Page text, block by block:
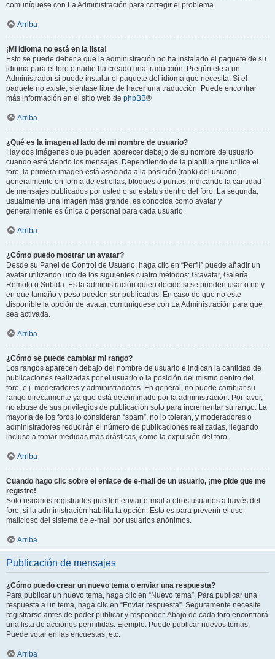
comuníquese con La Administración para corregir el problema.
Arriba
¡Mi idioma no está en la lista!
Esto se puede deber a que la administración no ha instalado el paquete de su
idioma para el foro o nadie ha creado una traducción. Pregúntele a un
Administrador si puede instalar el paquete del idioma que necesita. Si el
paquete no existe, siéntase libre de hacer una traducción. Puede encontrar
más información en el sitio web de phpBB®
Arriba
¿Qué es la imagen al lado de mi nombre de usuario?
Hay dos imágenes que pueden aparecer debajo de su nombre de usuario
cuando esté viendo los mensajes. Dependiendo de la plantilla que utilice el
foro, la primera imagen está asociada a la posición (rank) del usuario,
generalmente en forma de estrellas, bloques o puntos, indicando la cantidad
de mensajes publicados por usted o su estatus dentro del foro. La segunda,
usualmente una imagen más grande, es conocida como avatar y
generalmente es única o personal para cada usuario.
Arriba
¿Cómo puedo mostrar un avatar?
Desde su Panel de Control de Usuario, haga clic en “Perfil” puede añadir un
avatar utilizando uno de los siguientes cuatro métodos: Gravatar, Galería,
Remoto o Subida. Es la administración quien decide si se pueden usar o no y
en que tamaño y peso pueden ser publicadas. En caso de que no este
disponible la opción de avatar, comuníquese con La Administración para que
sea activada.
Arriba
¿Cómo se puede cambiar mi rango?
Los rangos aparecen debajo del nombre de usuario e indican la cantidad de
publicaciones realizadas por el usuario o la posición del mismo dentro del
foro, e.j. moderadores y administradores. En general, no puede cambiar su
rango directamente ya que está determinado por la administración. Por favor,
no abuse de sus privilegios de publicación solo para incrementar su rango. La
mayoría de los foros lo consideran “spam”, no lo toleran, y moderadores o
administradores reducirán el número de publicaciones realizadas, llegando
incluso a tomar medidas mas drásticas, como la expulsión del foro.
Arriba
Cuando hago clic sobre el enlace de e-mail de un usuario, ¡me pide que me
registre!
Solo usuarios registrados pueden enviar e-mail a otros usuarios a través del
foro, si la administración habilita la opción. Esto es para prevenir el uso
malicioso del sistema de e-mail por usuarios anónimos.
Arriba
Publicación de mensajes
¿Cómo puedo crear un nuevo tema o enviar una respuesta?
Para publicar un nuevo tema, haga clic en “Nuevo tema”. Para publicar una
respuesta a un tema, haga clic en “Enviar respuesta”. Seguramente necesite
registrarse antes de poder publicar y responder. Abajo de cada foro encontrará
una lista de acciones permitidas. Ejemplo: Puede publicar nuevos temas,
Puede votar en las encuestas, etc.
Arriba